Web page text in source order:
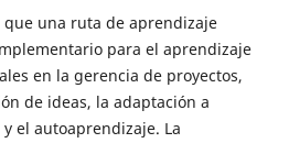
una ruta de aprendizaje
para el aprendizaje
en la gerencia de proyectos,
de ideas, la adaptación a
el autoaprendizaje. La